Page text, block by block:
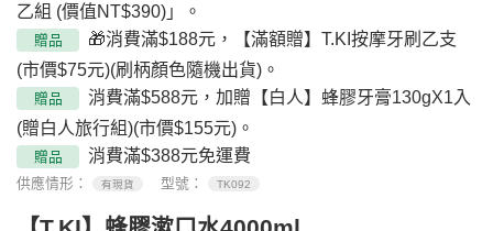
乙組 (價值NT$390)」。
贈品
🎁消費滿$188元，【滿額贈】T.KI按摩牙刷乙支
(市價$75元)(刷柄顏色隨機出貨)。
贈品
消費滿$588元，加贈【白人】蜂膠牙膏130gX1入
(贈白人旅行組)(市價$155元)。
贈品 消費滿$388元免運費
供應情形： 有現貨 型號： TK092